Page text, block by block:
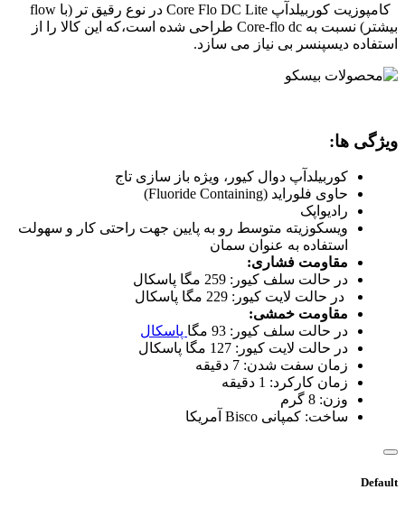
کامپوزیت کوربیلدآپ Core Flo DC Lite در نوع رقیق تر (با flow
بیشتر) نسبت به Core-flo dc طراحی شده است،که این کالا را از
استفاده دیسپنسر بی نیاز می سازد.
ویژگی ها:
کوربیلدآپ دوال کیور، ویژه باز سازی تاج
حاوی فلوراید (Fluoride Containing)
رادیواپک
ویسکوزیته متوسط رو به پایین جهت راحتی کار و سهولت
استفاده به عنوان سمان
مقاومت فشاری:
در حالت سلف کیور: 259 مگا پاسکال
در حالت لایت کیور: 229 مگا پاسکال
مقاومت خمشی:
در حالت سلف کیور: 93 مگا
پاسکال
در حالت لایت کیور: 127 مگا پاسکال
زمان سفت شدن: 7 دقیقه
زمان کارکرد: 1 دقیقه
وزن: 8 گرم
ساخت: کمپانی Bisco آمریکا
Default